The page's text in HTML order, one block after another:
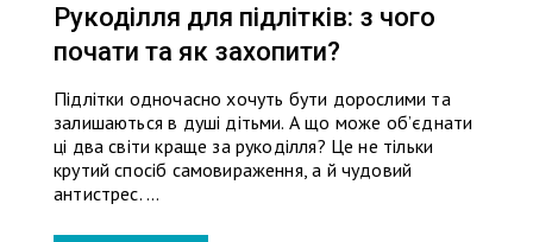
Рукоділля для підлітків: з чого
почати та як захопити?
Підлітки одночасно хочуть бути дорослими та
залишаються в душі дітьми. А що може об’єднати
ці два світи краще за рукоділля? Це не тільки
крутий спосіб самовираження, а й чудовий
антистрес. …